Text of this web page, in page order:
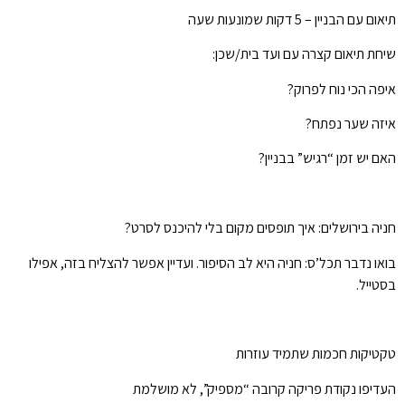
תיאום עם הבניין – 5 דקות שמונעות שעה
שיחת תיאום קצרה עם ועד בית/שכן:
איפה הכי נוח לפרוק?
איזה שער נפתח?
האם יש זמן “רגיש” בבניין?
חניה בירושלים: איך תופסים מקום בלי להיכנס לסרט?
בואו נדבר תכל’ס: חניה היא לב הסיפור. ועדיין אפשר להצליח בזה, אפילו
בסטייל.
טקטיקות חכמות שתמיד עוזרות
העדיפו נקודת פריקה קרובה “מספיק”, לא מושלמת